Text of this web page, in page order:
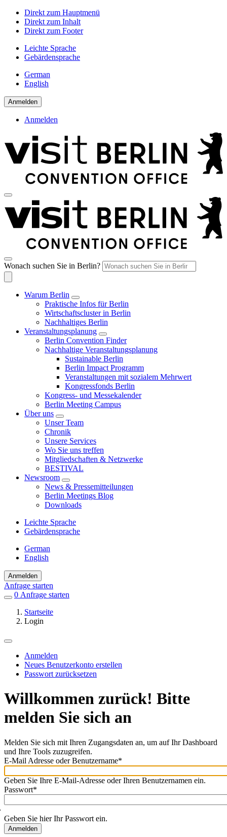
Direkt zum Hauptmenü
Direkt zum Inhalt
Direkt zum Footer
Leichte Sprache
Gebärdensprache
German
English
Anmelden
Anmelden
Wonach suchen Sie in Berlin?
Warum Berlin
Praktische Infos für Berlin
Wirtschaftscluster in Berlin
Nachhaltiges Berlin
Veranstaltungsplanung
Berlin Convention Finder
Nachhaltige Veranstaltungsplanung
Sustainable Berlin
Berlin Impact Programm
Veranstaltungen mit sozialem Mehrwert
Kongressfonds Berlin
Kongress- und Messekalender
Berlin Meeting Campus
Über uns
Unser Team
Chronik
Unsere Services
Wo Sie uns treffen
Mitgliedschaften & Netzwerke
BESTIVAL
Newsroom
News & Pressemitteilungen
Berlin Meetings Blog
Downloads
Leichte Sprache
Gebärdensprache
German
English
Anmelden
Anfrage starten
0 Einträge
Favoriten
Anfrage starten
Startseite
Login
Primäre
Reiter
Anmelden
Neues Benutzerkonto erstellen
Passwort zurücksetzen
Willkommen zurück! Bitte
melden Sie sich an
Melden Sie sich mit Ihren Zugangsdaten an, um auf Ihr Dashboard
und Ihre Tools zuzugreifen.
Willkommen
zurück!
Bitte
melden
Sie
sich
an
E-Mail Adresse oder Benutzername*
Geben Sie Ihre E-Mail-Adresse oder Ihren Benutzernamen ein.
Passwort*
Geben Sie hier Ihr Passwort ein.